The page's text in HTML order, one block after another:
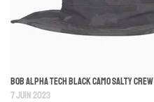
Bob Alpha Tech Black Camo Salty Crew
7 juin 2023